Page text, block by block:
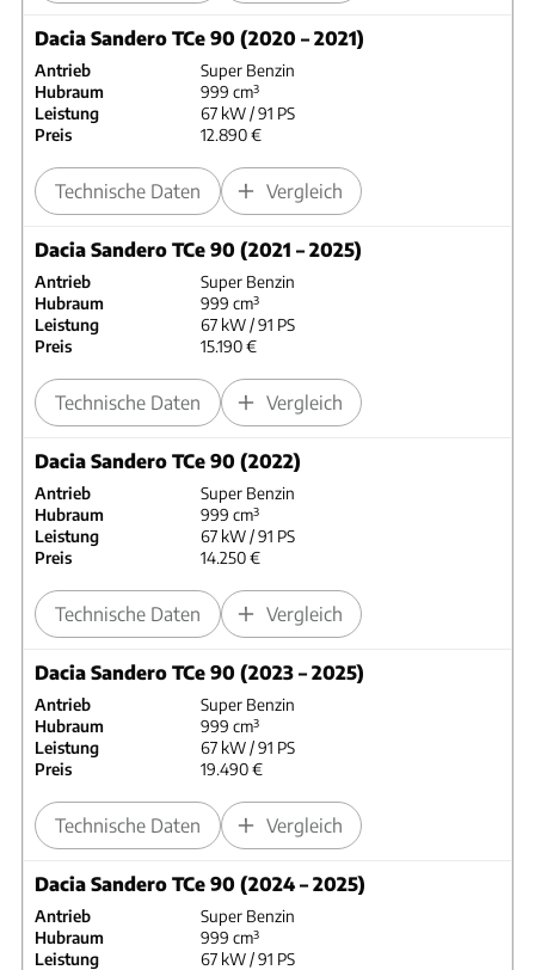
Dacia Sandero TCe 90 (2020 – 2021)
Antrieb
Super Benzin
Hubraum
999 cm³
Leistung
67 kW / 91 PS
Preis
12.890 €
Technische Daten Vergleich
Dacia Sandero TCe 90 (2021 – 2025)
Antrieb
Super Benzin
Hubraum
999 cm³
Leistung
67 kW / 91 PS
Preis
15.190 €
Technische Daten Vergleich
Dacia Sandero TCe 90 (2022)
Antrieb
Super Benzin
Hubraum
999 cm³
Leistung
67 kW / 91 PS
Preis
14.250 €
Technische Daten Vergleich
Dacia Sandero TCe 90 (2023 – 2025)
Antrieb
Super Benzin
Hubraum
999 cm³
Leistung
67 kW / 91 PS
Preis
19.490 €
Technische Daten Vergleich
Dacia Sandero TCe 90 (2024 – 2025)
Antrieb
Super Benzin
Hubraum
999 cm³
Leistung
67 kW / 91 PS